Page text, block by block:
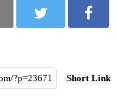
Short Link